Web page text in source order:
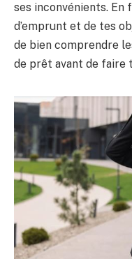
ses inconvénients. En
d’emprunt et de tes
de bien comprendre
de prêt avant de faire